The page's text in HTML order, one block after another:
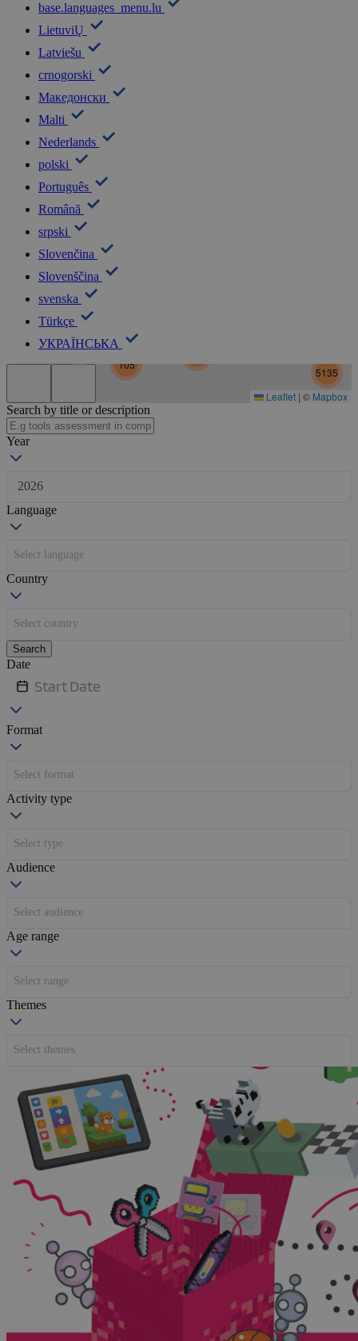
base.languages_menu.lu
LietuviŲ
Latviešu
crnogorski
Македонски
Malti
Nederlands
polski
Português
Română
srpski
Slovenčina
Slovenščina
svenska
Türkçe
УКРАЇНСЬКА
105
5135
30
Leaflet | © Mapbox
Search by title or description
Year
2026
Language
Select language
Country
Select country
Search
Date
Format
Select format
Activity type
Select type
Audience
Select audience
Age range
Select range
Themes
Select themes